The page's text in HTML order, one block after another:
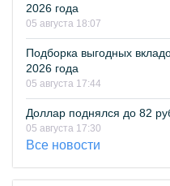
2026 года
05 августа 18:07
Подборка выгодных
2026 года
05 августа 17:44
Доллар поднялся до 82
05 августа 17:30
Все новости